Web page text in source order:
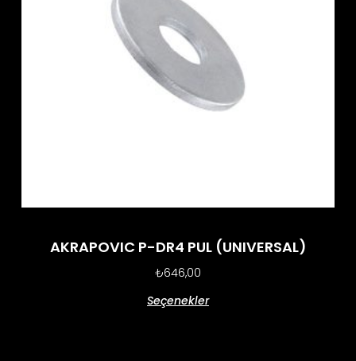
AKRAPOVIC P-DR4 PUL (UNIVERSAL)
₺646,00
Seçenekler